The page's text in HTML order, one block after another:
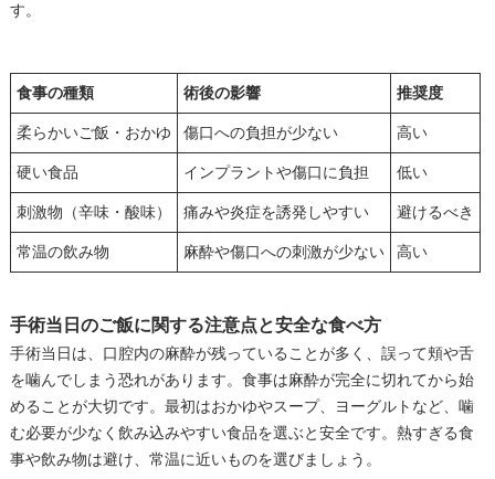
す。
食事の種類 術後の影響 推奨度
柔らかいご飯・おかゆ 傷口への負担が少ない 高い
硬い食品 インプラントや傷口に負担 低い
刺激物（辛味・酸味） 痛みや炎症を誘発しやすい 避けるべき
常温の飲み物 麻酔や傷口への刺激が少ない 高い
手術当日のご飯に関する注意点と安全な食べ方
手術当日は、口腔内の麻酔が残っていることが多く、誤って頬や舌
を噛んでしまう恐れがあります。食事は麻酔が完全に切れてから始
めることが大切です。最初はおかゆやスープ、ヨーグルトなど、噛
む必要が少なく飲み込みやすい食品を選ぶと安全です。熱すぎる食
事や飲み物は避け、常温に近いものを選びましょう。